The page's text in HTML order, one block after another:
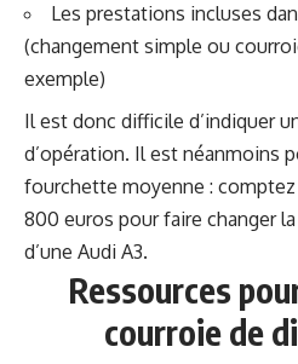
Les prestations incluses
(changement simple ou
exemple)
Il est donc difficile d’indiquer
d’opération. Il est néanmoins
fourchette moyenne :
800 euros pour faire changer
d’une Audi A3.
Ressources
courroie de